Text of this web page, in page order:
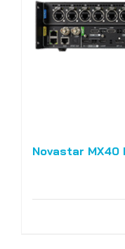
Novastar MX40